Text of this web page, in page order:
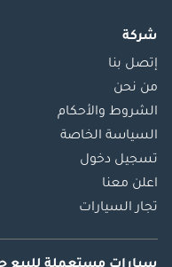
شركة
إتصل بنا
من نحن
الشروط والأحكام
السياسة الخاصة
تسجيل دخول
اعلن معنا
تجار السيارات